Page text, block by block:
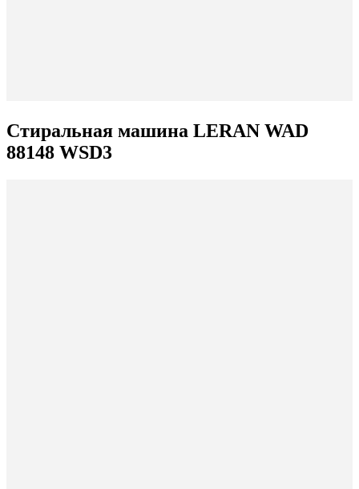
Стиральная машина LERAN WAD
88148 WSD3